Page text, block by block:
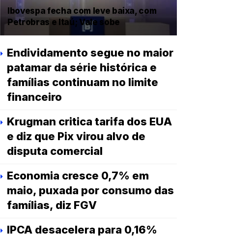
Ibovespa fecha com leve baixa, com
Petrobras e Itaú; Vale sobe
Endividamento segue no maior
patamar da série histórica e
famílias continuam no limite
financeiro
Krugman critica tarifa dos EUA
e diz que Pix virou alvo de
disputa comercial
Economia cresce 0,7% em
maio, puxada por consumo das
famílias, diz FGV
IPCA desacelera para 0,16%